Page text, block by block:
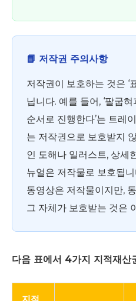
📘 저작권 주의사항
저작권이 보호하는 것은 ‘
닙니다. 예를 들어, ‘팔굽
순서로 진행한다’는 트레
는 저작권으로 보호받지
인 도해나 일러스트, 상세
뉴얼은 저작물로 보호됩
동영상은 저작물이지만,
그 자체가 보호받는 것은
다음 표에서 4가지 지적재산
지적